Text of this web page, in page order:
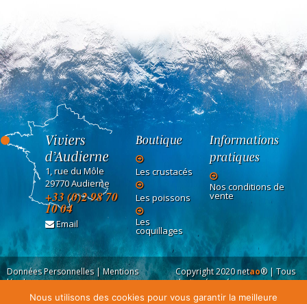
Viviers
d’Audierne
1, rue du Môle
29770 Audierne
+33 (0)2 98 70
10 04
Email
Boutique
Les crustacés
Les poissons
Les
coquillages
Informations
pratiques
Nos conditions de
vente
Données Personnelles| Mentions
légales
Copyright 2020netao®| Tous
droits réservés
Nous utilisons des cookies pour vous garantir la meilleure